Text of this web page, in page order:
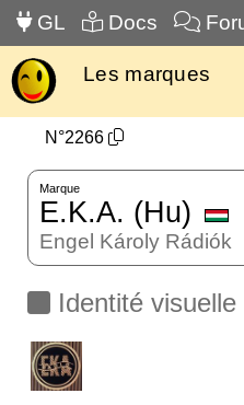
GL Docs
Les marques
N°2266
Marque
E.K.A. (Hu)
Engel Károly Rádiók
Identité visuelle